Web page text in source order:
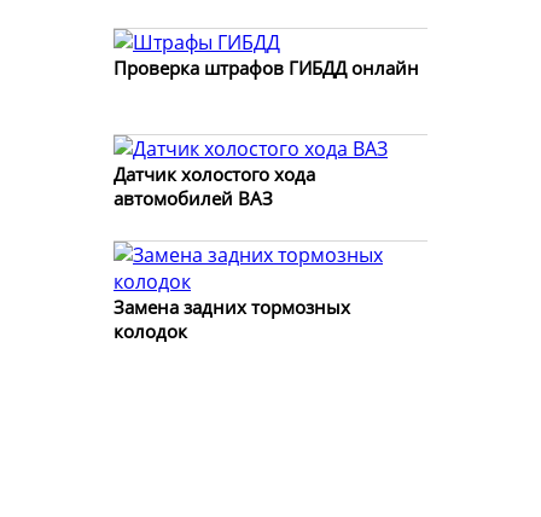
Проверка штрафов ГИБДД онлайн
Датчик холостого хода
автомобилей ВАЗ
Замена задних тормозных
колодок